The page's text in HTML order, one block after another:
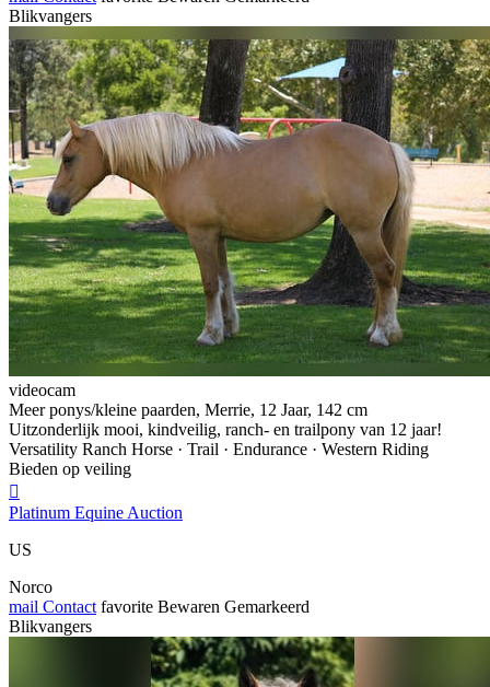
Blikvangers
videocam
Meer ponys/kleine paarden, Merrie, 12 Jaar, 142 cm
Uitzonderlijk mooi, kindveilig, ranch- en trailpony van 12 jaar!
Versatility Ranch Horse · Trail · Endurance · Western Riding
Bieden op veiling

Platinum Equine Auction
US
Norco
mail Contact favorite Bewaren Gemarkeerd
Blikvangers